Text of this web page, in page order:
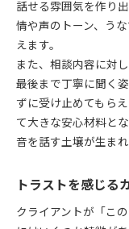
話せる雰囲気を作り
情や声のトーン、う
えます。
また、相談内容に対
最後まで丁寧に聞く
ずに受け止めてもら
て大きな安心材料と
音を話す土壌が生まれ
トラストを感じる
クライアントが「こ